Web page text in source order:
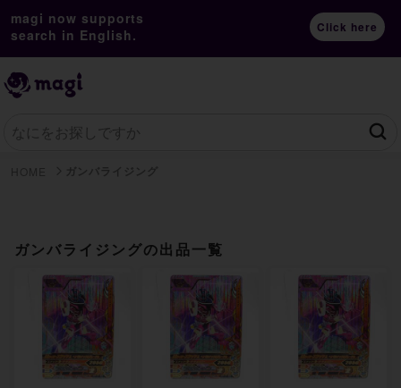
magi now supports
search in English.
Click here
ガンバライジングの出品一覧